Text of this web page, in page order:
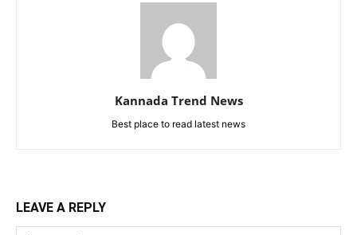
Kannada Trend News
Best place to read latest news
LEAVE A REPLY